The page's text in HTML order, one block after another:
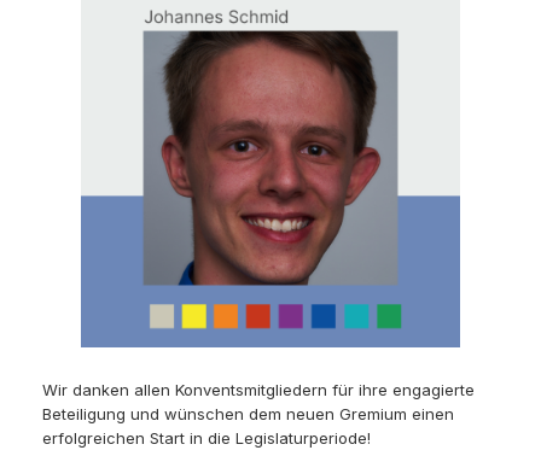
Wir danken allen Konventsmitgliedern für ihre engagierte
Beteiligung und wünschen dem neuen Gremium einen
erfolgreichen Start in die Legislaturperiode!